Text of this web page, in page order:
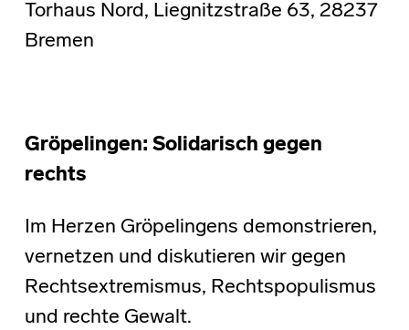
Torhaus Nord, Liegnitzstraße 63, 28237
Bremen
Gröpelingen: Solidarisch gegen
rechts
Im Herzen Gröpelingens demonstrieren,
vernetzen und diskutieren wir gegen
Rechtsextremismus, Rechtspopulismus
und rechte Gewalt.